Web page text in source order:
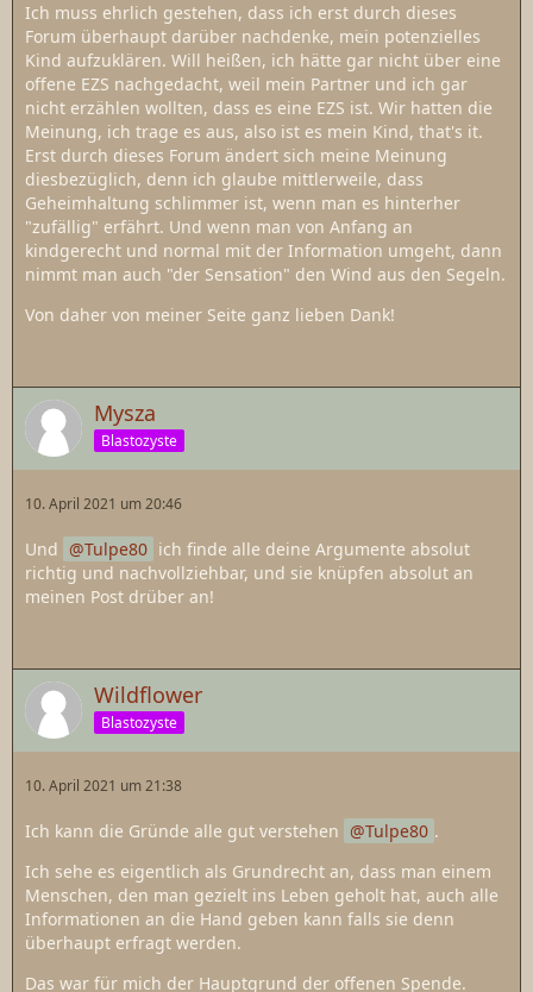
Ich muss ehrlich gestehen, dass ich erst durch dieses
Forum überhaupt darüber nachdenke, mein potenzielles
Kind aufzuklären. Will heißen, ich hätte gar nicht über eine
offene EZS nachgedacht, weil mein Partner und ich gar
nicht erzählen wollten, dass es eine EZS ist. Wir hatten die
Meinung, ich trage es aus, also ist es mein Kind, that's it.
Erst durch dieses Forum ändert sich meine Meinung
diesbezüglich, denn ich glaube mittlerweile, dass
Geheimhaltung schlimmer ist, wenn man es hinterher
"zufällig" erfährt. Und wenn man von Anfang an
kindgerecht und normal mit der Information umgeht, dann
nimmt man auch "der Sensation" den Wind aus den Segeln.
Von daher von meiner Seite ganz lieben Dank!
Mysza
Blastozyste
10. April 2021 um 20:46
Und Tulpe80 ich finde alle deine Argumente absolut
richtig und nachvollziehbar, und sie knüpfen absolut an
meinen Post drüber an!
Wildflower
Blastozyste
10. April 2021 um 21:38
Ich kann die Gründe alle gut verstehen Tulpe80 .
Ich sehe es eigentlich als Grundrecht an, dass man einem
Menschen, den man gezielt ins Leben geholt hat, auch alle
Informationen an die Hand geben kann falls sie denn
überhaupt erfragt werden.
Das war für mich der Hauptgrund der offenen Spende.